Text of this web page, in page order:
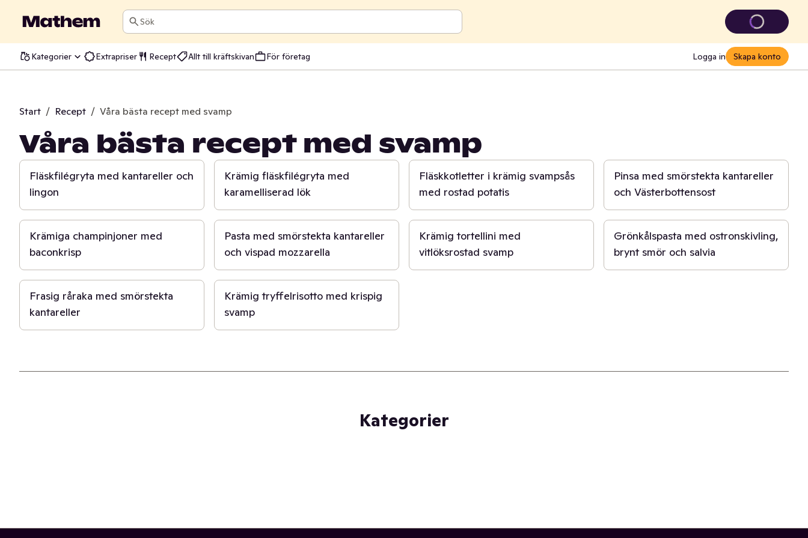
Sök
Kategorier Extrapriser Recept Allt till kräftskivan För företag Logga in Skapa konto
Start / Recept / Våra bästa recept med svamp
Våra bästa recept med svamp
45 min
Fläskfilégryta med kantareller och
lingon
30 min
Krämig fläskfilégryta med
karamelliserad lök
40 min
Fläskkotletter i krämig svampsås
med rostad potatis
Pinsa med smörstekta kantareller
och Västerbottensost
20 min
Krämiga champinjoner med
baconkrisp
30 min
Pasta med smörstekta kantareller
och vispad mozzarella
20 min
Krämig tortellini med
vitlöksrostad svamp
20 min
Grönkålspasta med ostronskivling,
brynt smör och salvia
40 min
Frasig råraka med smörstekta
kantareller
30 min
Krämig tryffelrisotto med krispig
svamp
Kategorier